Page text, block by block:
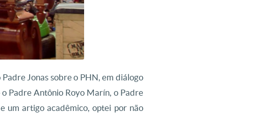
Jonas sobre o PHN, em diálogo
Padre Antônio Royo Marín, o Padre
um artigo acadêmico, optei por não